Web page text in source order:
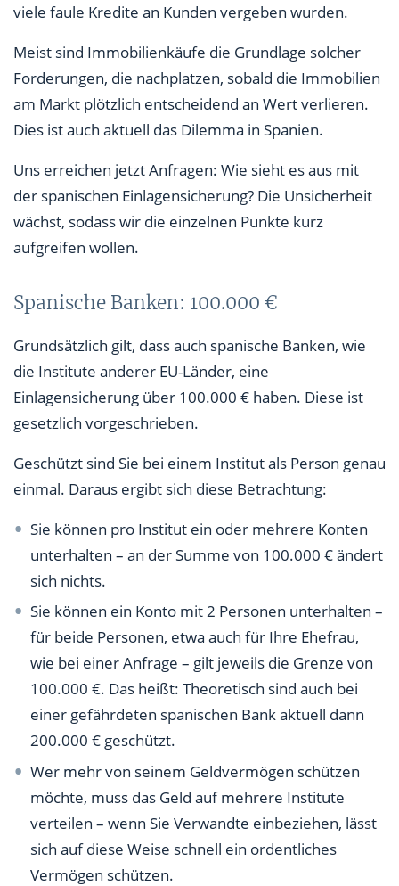
viele faule Kredite an Kunden vergeben wurden.
Meist sind Immobilienkäufe die Grundlage solcher
Forderungen, die nachplatzen, sobald die Immobilien
am Markt plötzlich entscheidend an Wert verlieren.
Dies ist auch aktuell das Dilemma in Spanien.
Uns erreichen jetzt Anfragen: Wie sieht es aus mit
der spanischen Einlagensicherung? Die Unsicherheit
wächst, sodass wir die einzelnen Punkte kurz
aufgreifen wollen.
Spanische Banken: 100.000 €
Grundsätzlich gilt, dass auch spanische Banken, wie
die Institute anderer EU-Länder, eine
Einlagensicherung über 100.000 € haben. Diese ist
gesetzlich vorgeschrieben.
Geschützt sind Sie bei einem Institut als Person genau
einmal. Daraus ergibt sich diese Betrachtung:
Sie können pro Institut ein oder mehrere Konten
unterhalten – an der Summe von 100.000 € ändert
sich nichts.
Sie können ein Konto mit 2 Personen unterhalten –
für beide Personen, etwa auch für Ihre Ehefrau,
wie bei einer Anfrage – gilt jeweils die Grenze von
100.000 €. Das heißt: Theoretisch sind auch bei
einer gefährdeten spanischen Bank aktuell dann
200.000 € geschützt.
Wer mehr von seinem Geldvermögen schützen
möchte, muss das Geld auf mehrere Institute
verteilen – wenn Sie Verwandte einbeziehen, lässt
sich auf diese Weise schnell ein ordentliches
Vermögen schützen.